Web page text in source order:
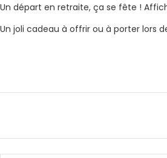
Un départ en retraite, ça se fête !
Un joli cadeau à offrir ou à porter lors